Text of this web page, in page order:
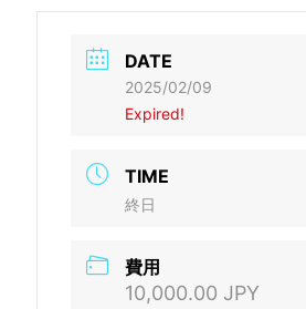
DATE
2025/02/09
Expired!
TIME
終日
費用
10,000.00 JPY